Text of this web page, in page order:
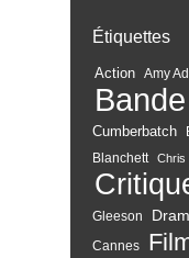
Étiquettes
Action Amy
Cumberbatch
Blanchett
Chris
Gleeson
Cannes